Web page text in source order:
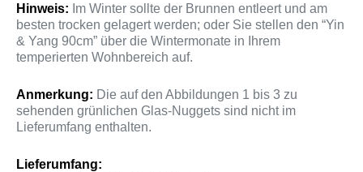
Hinweis: Im Winter sollte der Brunnen entleert und am
besten trocken gelagert werden; oder Sie stellen den “Yin
& Yang 90cm” über die Wintermonate in Ihrem
temperierten Wohnbereich auf.
Anmerkung: Die auf den Abbildungen 1 bis 3 zu
sehenden grünlichen Glas-Nuggets sind nicht im
Lieferumfang enthalten.
Lieferumfang: